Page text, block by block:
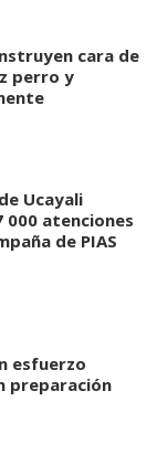
cara de
perro y
Ucayali
000 atenciones
de PIAS
esfuerzo
preparación